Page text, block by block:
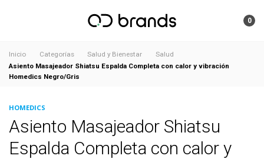
0
Inicio Categorías Salud y Bienestar
Salud
Asiento Masajeador Shiatsu Espalda Completa con calor y vibración
Homedics Negro/Gris
HOMEDICS
Asiento Masajeador Shiatsu
Espalda Completa con calor y